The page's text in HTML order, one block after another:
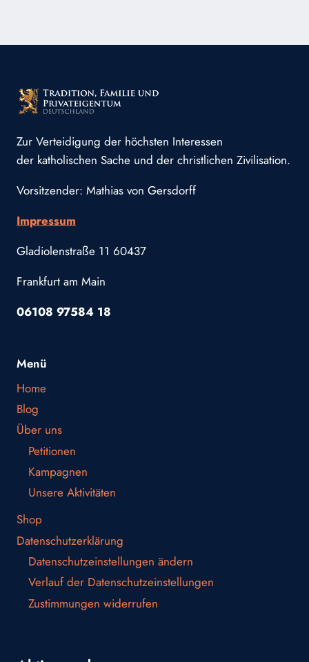
Zur Verteidigung der höchsten Interessen
der katholischen Sache und der christlichen Zivilisation.
Vorsitzender: Mathias von Gersdorff
Impressum
Gladiolenstraße 11 60437
Frankfurt am Main
06108 97584 18
Menü
Home
Blog
Über uns
Petitionen
Kampagnen
Unsere Aktivitäten
Shop
Datenschutzerklärung
Datenschutzeinstellungen ändern
Verlauf der Datenschutzeinstellungen
Zustimmungen widerrufen